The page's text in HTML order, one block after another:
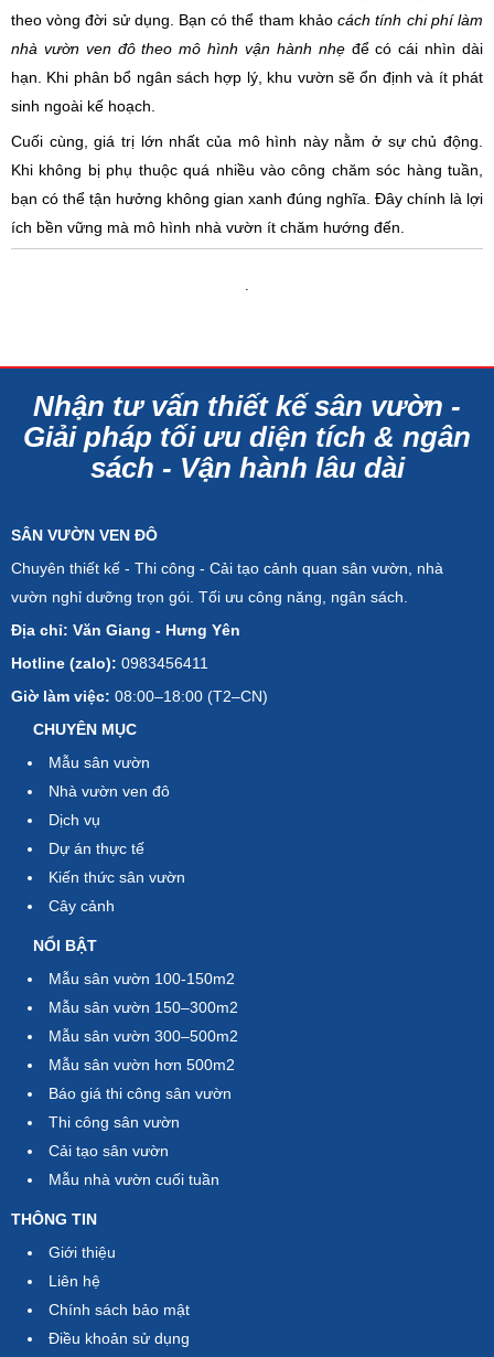
theo vòng đời sử dụng. Bạn có thể tham khảocách tính chi phí làm
nhà vườn ven đô theo mô hình vận hành nhẹđể có cái nhìn dài
hạn. Khi phân bổ ngân sách hợp lý, khu vườn sẽ ổn định và ít phát
sinh ngoài kế hoạch.
Cuối cùng, giá trị lớn nhất của mô hình này nằm ở sự chủ động.
Khi không bị phụ thuộc quá nhiều vào công chăm sóc hàng tuần,
bạn có thể tận hưởng không gian xanh đúng nghĩa. Đây chính là lợi
ích bền vững mà mô hình nhà vườn ít chăm hướng đến.
.
Nhận tư vấn thiết kế sân vườn -
Giải pháp tối ưu diện tích & ngân
sách - Vận hành lâu dài
SÂN VƯỜN VEN ĐÔ
Chuyên thiết kế - Thi công - Cải tạo cảnh quan sân vườn, nhà
vườn nghỉ dưỡng trọn gói. Tối ưu công năng, ngân sách.
Địa chỉ: Văn Giang - Hưng Yên
Hotline (zalo): 0983456411
Giờ làm việc: 08:00–18:00 (T2–CN)
CHUYÊN MỤC
Mẫu sân vườn
Nhà vườn ven đô
Dịch vụ
Dự án thực tế
Kiến thức sân vườn
Cây cảnh
NỔI BẬT
Mẫu sân vườn 100-150m2
Mẫu sân vườn 150–300m2
Mẫu sân vườn 300–500m2
Mẫu sân vườn hơn 500m2
Báo giá thi công sân vườn
Thi công sân vườn
Cải tạo sân vườn
Mẫu nhà vườn cuối tuần
THÔNG TIN
Giới thiệu
Liên hệ
Chính sách bảo mật
Điều khoản sử dụng